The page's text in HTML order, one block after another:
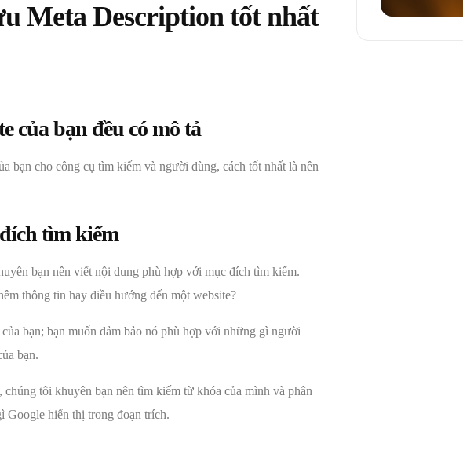
Meta Descriptiontốt nhất
của bạn đều có mô tả
bạn cho công cụ tìm kiếm và người dùng, cách tốt nhất là nên
tìm kiếm
bạn nên viết nội dung phù hợp với mục đích tìm kiếm.
thông tin hay điều hướng đến một website?
bạn; bạn muốn đảm bảo nó phù hợp với những gì người
bạn.
tôi khuyên bạn nên tìm kiếm từ khóa của mình và phân
Google hiển thị trong đoạn trích.